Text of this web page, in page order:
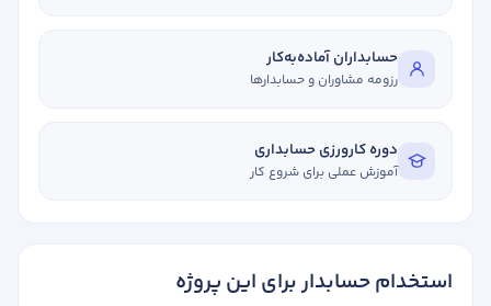
حسابداران آماده‌به‌کار
رزومه مشاوران و حسابدارها
دوره کارورزی حسابداری
آموزش عملی برای شروع کار
استخدام حسابدار برای این پروژه